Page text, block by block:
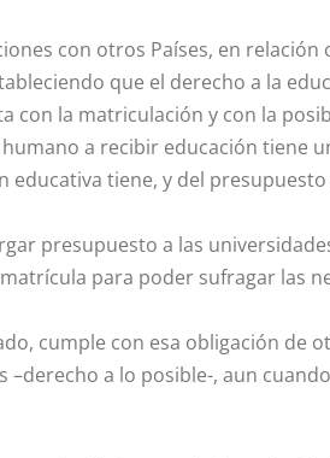
con otros Países, en relación
que el derecho a la
con la matriculación y con la
a recibir educación tiene
tiene, y del presupuesto
presupuesto a las
para poder sufragar las
cumple con esa obligación de
a lo posible-, aun